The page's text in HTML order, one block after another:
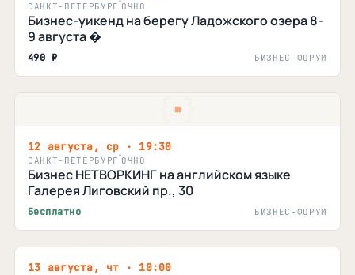
САНКТ-ПЕТЕРБУРГ ОЧНО
Бизнес-уикенд на берегу Ладожского озера 8-
9 августа �
490 ₽ БИЗНЕС-ФОРУМ
12 августа, ср · 19:30
САНКТ-ПЕТЕРБУРГ ОЧНО
Бизнес НЕТВОРКИНГ на английском языке
Галерея Лиговский пр., 30
Бесплатно БИЗНЕС-ФОРУМ
13 августа, чт · 10:00